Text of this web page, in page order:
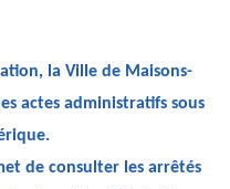
la Ville de Maisons-
actes administratifs sous
de consulter les arrêtés